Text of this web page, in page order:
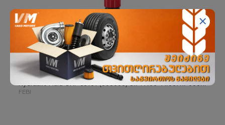
Hydraulic Fluid CHF 06161 (მწვანე) ჰიდრავლიკური ზეთი
FEBI